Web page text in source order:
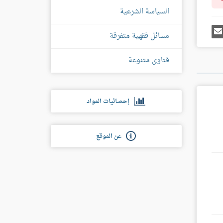
إرسل
إيميل
السياسة الشرعية
مسائل فقهية متفرقة
فتاوى متنوعة
إحصائيات المواد
عن الموقع